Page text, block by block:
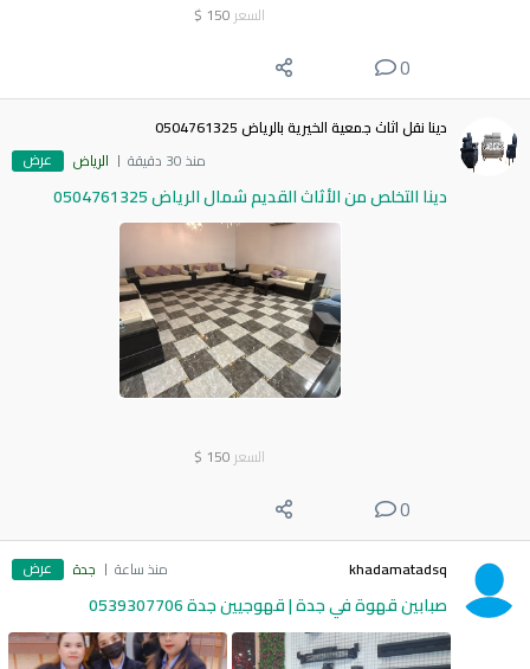
السعر 150
$
0
دينا نقل اثاث جمعية الخيرية بالرياض 0504761325
منذ 30 دقيقة
الرياض عرض
دينا التخلص من الأثاث القديم شمال الرياض 0504761325
السعر 150
$
0
khadamatadsq منذ ساعة جدة عرض
صبابين قهوة في جدة | قهوجيين جدة 0539307706